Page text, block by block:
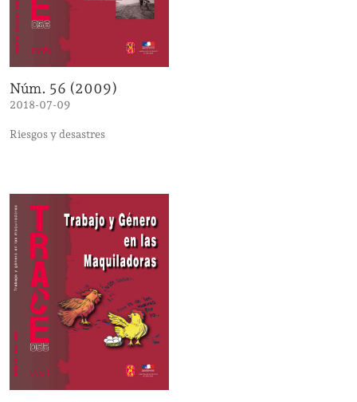
Núm. 56 (2009)
2018-07-09
Riesgos y desastres